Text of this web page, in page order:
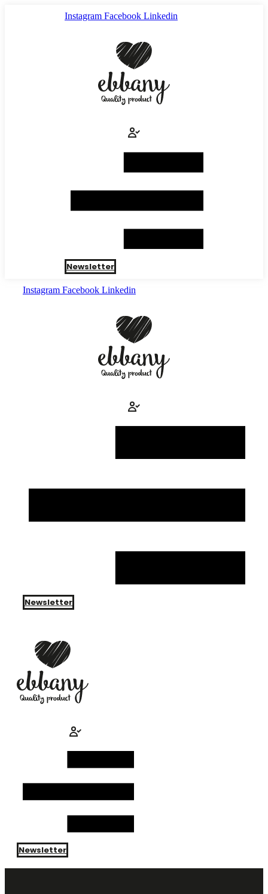
Instagram Facebook Linkedin
Newsletter
Instagram Facebook Linkedin
Newsletter
Newsletter